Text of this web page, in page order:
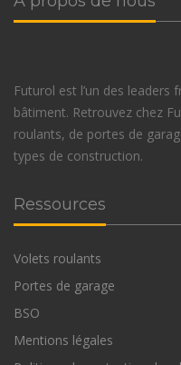
Futurol est l’un des leaders
bâtiment. Retrouvez chez
roulants, de portes de
types de construction.
Ressources
Volets roulants
Portes de garage
BSO
Mentions légales